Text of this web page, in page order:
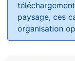
paysage, ces
organisation